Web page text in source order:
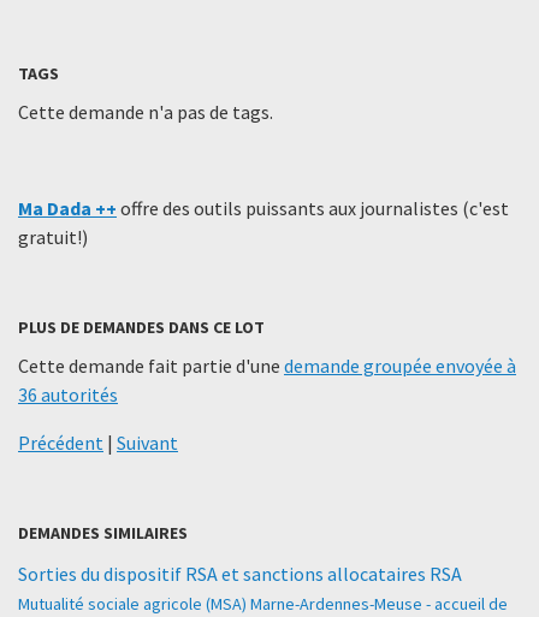
TAGS
Cette demande n'a pas de tags.
Ma Dada ++ offre des outils puissants aux journalistes (c'est
gratuit!)
PLUS DE DEMANDES DANS CE LOT
Cette demande fait partie d'une demande groupée envoyée à
36 autorités
Précédent | Suivant
DEMANDES SIMILAIRES
Sorties du dispositif RSA et sanctions allocataires RSA
Mutualité sociale agricole (MSA) Marne-Ardennes-Meuse - accueil de